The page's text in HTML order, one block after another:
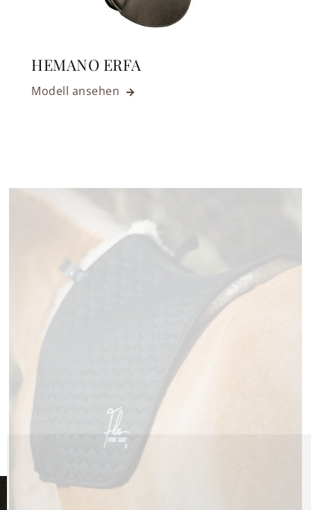
HEMANO ERFA
Modell ansehen 
MEHR ERFAHREN